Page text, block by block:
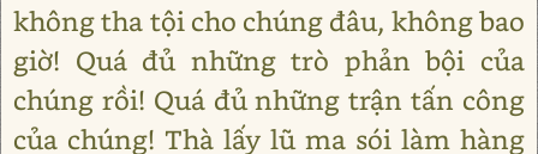
không tha tội cho chúng đâu, không bao
giờ! Quá đủ những trò phản bội của
chúng rồi! Quá đủ những trận tấn công
của chúng! Thà lấy lũ ma sói làm hàng